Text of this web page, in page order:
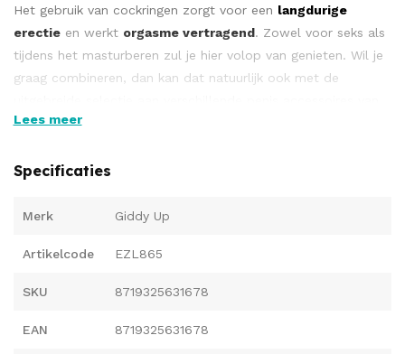
Het gebruik van cockringen zorgt voor een langdurige
erectieen werkt orgasme vertragend. Zowel voor seks als
tijdens het masturberen zul je hier volop van genieten. Wil je
graag combineren, dan kan dat natuurlijk ook met de
GIDDY UP en Maxx’Oh
gebruiker door zijn uitzonderlijk stevig ontwerp. Flexibel en
en gemakkelijk te dragen. Speciaal aan dit ontwerp is de
gegarandeerd is.
Lees meer
Specificaties
Merk Giddy Up
Artikelcode EZL865
SKU 8719325631678
EAN 8719325631678